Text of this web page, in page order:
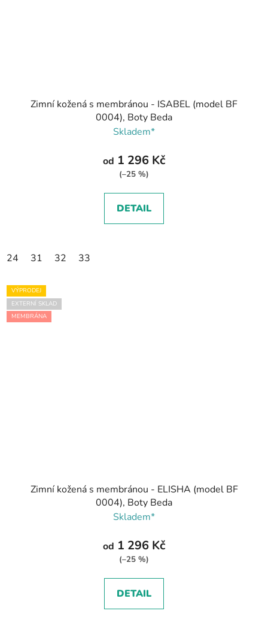
Zimní kožená s membránou - ISABEL (model BF
0004), Boty Beda
Skladem*
od 1 296 Kč
(–25 %)
DETAIL
24 31 32 33
VÝPRODEJ
EXTERNÍ SKLAD
MEMBRÁNA
Zimní kožená s membránou - ELISHA (model BF
0004), Boty Beda
Skladem*
od 1 296 Kč
(–25 %)
DETAIL